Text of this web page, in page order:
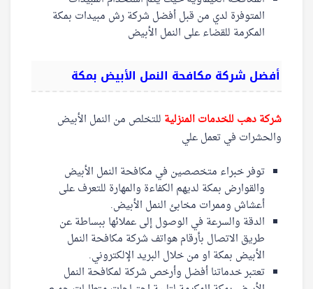
المتوفرة لدي من قبل أفضل شركة رش مبيدات بمكة
المكرمة للقضاء على النمل الأبيض
أفضل شركة مكافحة النمل الأبيض بمكة
شركة دهب للخدمات المنزلية للتخلص من النمل الأبيض
والحشرات في تعمل علي
توفر خبراء متخصصين في مكافحة النمل الأبيض
والقوارض بمكة لديهم الكفاءة والمهارة للتعرف على
أعشاش وممرات مخابئ النمل الأبيض.
الدقة والسرعة في الوصول إلى عملائها ببساطة عن
طريق الاتصال بأرقام هواتف شركة مكافحة النمل
الأبيض بمكة او من خلال البريد الإلكتروني.
تعتبر خدماتنا أفضل وأرخص شركة لمكافحة النمل